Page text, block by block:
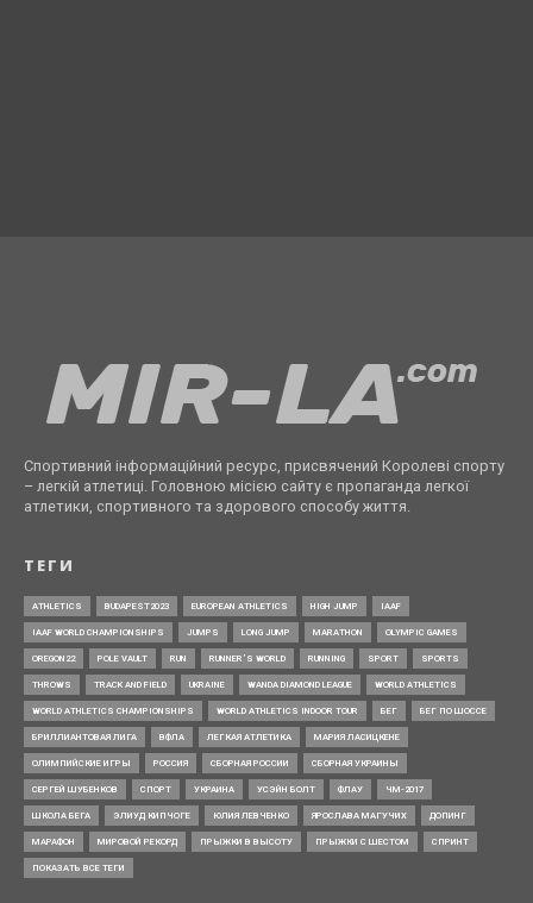
Спортивний інформаційний ресурс, присвячений Королеві спорту
– легкій атлетиці. Головною місією сайту є пропаганда легкої
атлетики, спортивного та здорового способу життя.
ТЕГИ
ATHLETICS BUDAPEST2023 EUROPEAN ATHLETICS HIGH JUMP IAAF
IAAF WORLD CHAMPIONSHIPS JUMPS LONG JUMP MARATHON OLYMPIC GAMES
OREGON22 POLE VAULT RUN RUNNER’S WORLD RUNNING SPORT SPORTS
THROWS TRACK AND FIELD UKRAINE WANDA DIAMOND LEAGUE WORLD ATHLETICS
WORLD ATHLETICS CHAMPIONSHIPS WORLD ATHLETICS INDOOR TOUR БЕГ БЕГ ПО ШОССЕ
БРИЛЛИАНТОВАЯ ЛИГА ВФЛА ЛЕГКАЯ АТЛЕТИКА МАРИЯ ЛАСИЦКЕНЕ
ОЛИМПИЙСКИЕ ИГРЫ РОССИЯ СБОРНАЯ РОССИИ СБОРНАЯ УКРАИНЫ
СЕРГЕЙ ШУБЕНКОВ СПОРТ УКРАИНА УСЭЙН БОЛТ ФЛАУ ЧМ-2017
ШКОЛА БЕГА ЭЛИУД КИПЧОГЕ ЮЛИЯ ЛЕВЧЕНКО ЯРОСЛАВА МАГУЧИХ ДОПИНГ
МАРАФОН МИРОВОЙ РЕКОРД ПРЫЖКИ В ВЫСОТУ ПРЫЖКИ С ШЕСТОМ СПРИНТ
ПОКАЗАТЬ ВСЕ ТЕГИ